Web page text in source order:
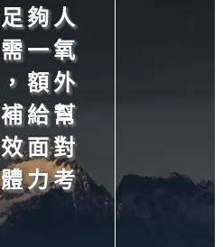
夠人
一氧
額外
給幫
面對
力考